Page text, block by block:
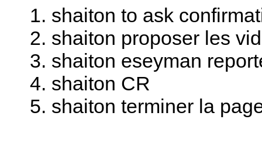
shaiton to ask
shaiton proposer les
shaiton eseyman
shaiton CR
shaiton terminer la